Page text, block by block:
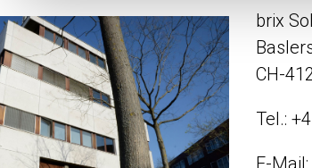
brix
CH-
Tel.:
E-Mail: